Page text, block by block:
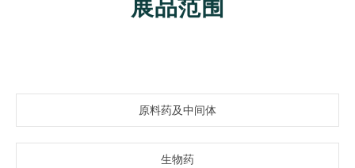
展品范围
原料药及中间体
生物药